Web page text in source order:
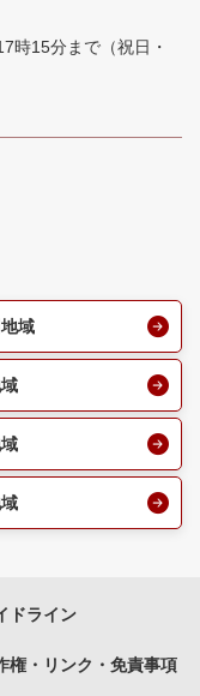
時15分まで （祝日・
域
ドライン
権・リンク・免責事項